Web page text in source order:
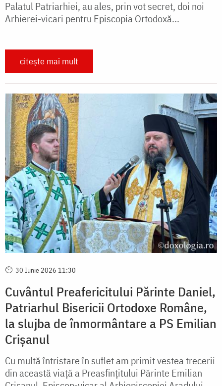
Palatul Patriarhiei, au ales, prin vot secret, doi noi
Arhierei-vicari pentru Episcopia Ortodoxă...
citește mai mult
30 Iunie 2026 11:30
Cuvântul Preafericitului Părinte Daniel,
Patriarhul Bisericii Ortodoxe Române,
la slujba de înmormântare a PS Emilian
Crișanul
Cu multă întristare în suflet am primit vestea trecerii
din această viață a Preasfințitului Părinte Emilian